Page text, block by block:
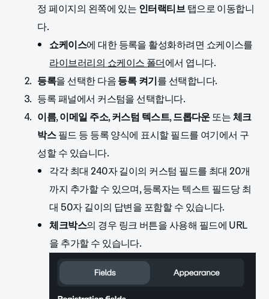
정 페이지의 왼쪽에 있는인터랙티브탭으로 이동합니
다.
쇼케이스에 대한 등록을 활성화하려면 쇼케이스를
라이브러리의 쇼케이스 폴더에서 엽니다.
등록을 선택한 다음등록 켜기를 선택합니다.
등록 패널에서 커스텀을 선택합니다.
이름,이메일 주소,커스텀 텍스트,드롭다운또는체크
박스필드 등 등록 양식에 표시할 필드를 여기에서 구
성할 수 있습니다.
각각 최대 240자 길이의 커스텀 필드를 최대 20개
까지 추가할 수 있으며, 등록자는 텍스트 필드당 최
대 50자 길이의 답변을 포함할 수 있습니다.
체크박스의 경우 링크 버튼을 사용해 필드에 URL
을 추가할 수 있습니다.